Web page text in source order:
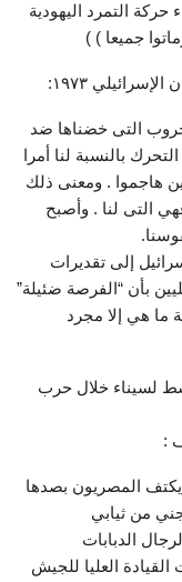
حركة التمرد اليهودية
جميعا ) )
١٩٧٣:
التى خضناها ضد
بالنسبة لنا أمرا
هاجموا . ومعنى ذلك
التى لنا . وأصبح
إلى تقديرات
بأن “الفرصة ضئيلة”
ما هي إلا مجرد
لسيناء خلال حرب
:
يكتف المصريون بصدها
من ثيابي
لرجال الدبابات
القيادة العليا للجيش